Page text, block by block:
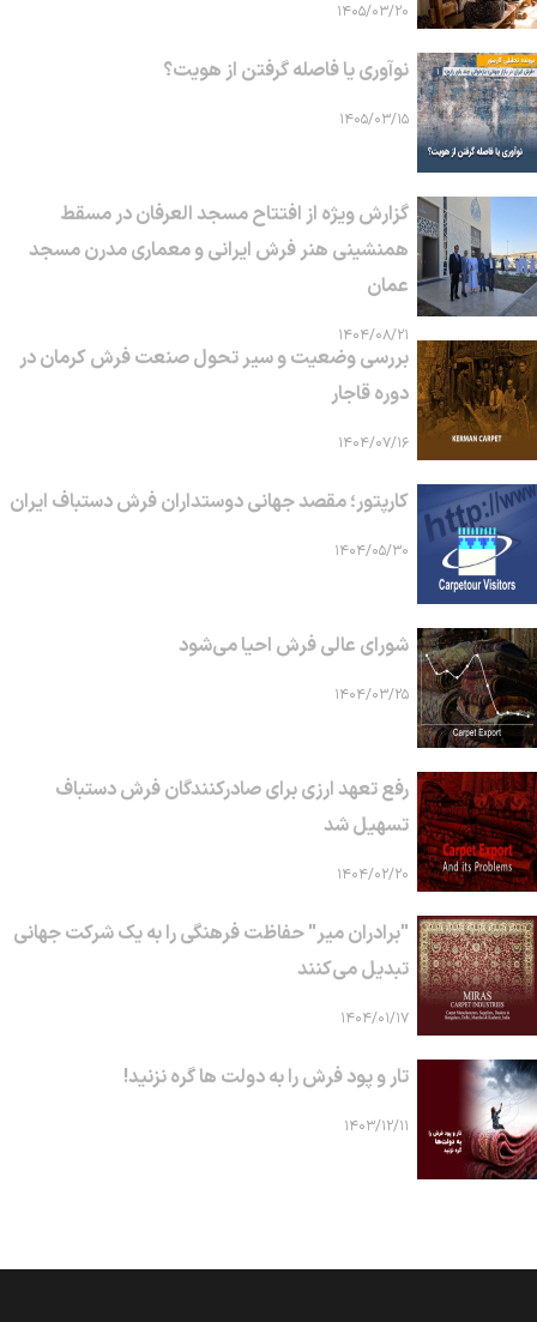
۱۴۰۵/۰۳/۲۰
نوآوری یا فاصله گرفتن از هویت؟
۱۴۰۵/۰۳/۱۵
گزارش ویژه از افتتاح مسجد العرفان در مسقط
همنشینی هنر فرش ایرانی و معماری مدرن مسجد
عمان
۱۴۰۴/۰۸/۲۱
بررسی وضعیت و سیر تحول صنعت فرش کرمان در
دوره قاجار
۱۴۰۴/۰۷/۱۶
کارپتور؛ مقصد جهانی دوستداران فرش دستباف ایران
۱۴۰۴/۰۵/۳۰
شورای عالی فرش احیا می‌شود
۱۴۰۴/۰۳/۲۵
رفع تعهد ارزی برای صادرکنندگان فرش دستباف
تسهیل شد
۱۴۰۴/۰۲/۲۰
"برادران میر" حفاظت فرهنگی را به یک شرکت جهانی
تبدیل می‌کنند
۱۴۰۴/۰۱/۱۷
تار و پود فرش را به دولت ها گره نزنید!
۱۴۰۳/۱۲/۱۱